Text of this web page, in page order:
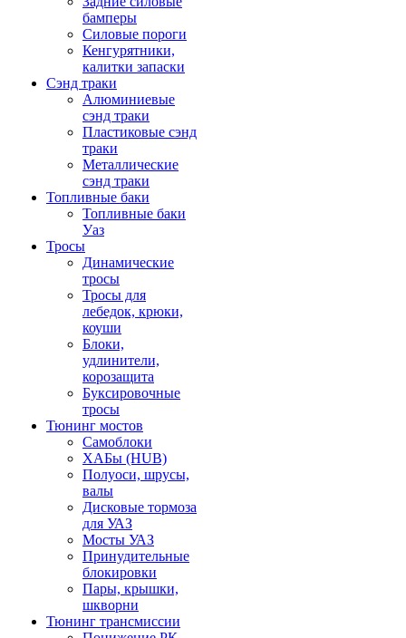
бамперы
Силовые пороги
Кенгурятники,
калитки запаски
Сэнд траки
Алюминиевые
сэнд траки
Пластиковые сэнд
траки
Металлические
сэнд траки
Топливные баки
Топливные баки
Уаз
Тросы
Динамические
тросы
Тросы для
лебедок, крюки,
коуши
Блоки,
удлинители,
корозащита
Буксировочные
тросы
Тюнинг мостов
Самоблоки
ХАБы (HUB)
Полуоси, шрусы,
валы
Дисковые тормоза
для УАЗ
Мосты УАЗ
Принудительные
блокировки
Пары, крышки,
шкворни
Тюнинг трансмиссии